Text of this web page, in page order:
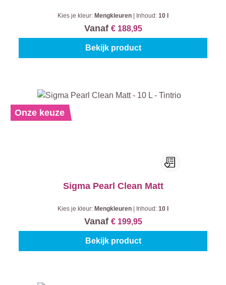
Kies je kleur: Mengkleuren Inhoud: 10 l
Vanaf € 188,95
Bekijk product
Onze keuze
Sigma Pearl Clean Matt
Kies je kleur: Mengkleuren Inhoud: 10 l
Vanaf € 199,95
Bekijk product